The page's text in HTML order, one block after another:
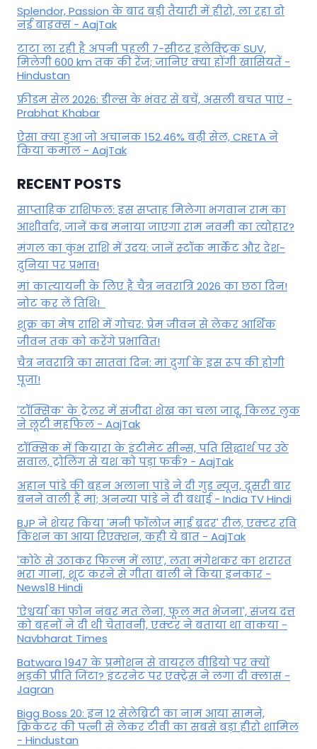
Splendor, Passion के बाद बड़ी तैयारी में हीरो, ला रहा दो
नई बाइक्स - AajTak
टाटा ला रही है अपनी पहली 7-सीटर इलेक्ट्रिक SUV,
मिलेगी 600 km तक की रेंज; जानिए क्या होंगी खासियतें -
Hindustan
फ्रीडम सेल 2026: डील्स के भंवर से बचें, असली बचत पाएं -
Prabhat Khabar
ऐसा क्या हुआ जो अचानक 152.46% बढ़ी सेल, CRETA ने
किया कमाल - AajTak
RECENT POSTS
साप्ताहिक राशिफल: इस सप्ताह मिलेगा भगवान राम का
आशीर्वाद, जानें कब मनाया जाएगा राम नवमी का त्योहार?
मंगल का कुंभ राशि में उदय: जानें स्‍टॉक मार्केट और देश-
दुनिया पर प्रभाव!
मां कात्‍यायनी के लिए है चैत्र नवरात्रि 2026 का छठा दिन!
नोट कर लें तिथि!
शुक्र का मेष राशि में गोचर: प्रेम जीवन से लेकर आर्थिक
जीवन तक को करेंगे प्रभावित!
चैत्र नवरात्रि का सातवां दिन: मां दुर्गा के इस रूप की होगी
पूजा!
'टॉक्सिक' के ट्रेलर में संजीदा शेख का चला जादू, किलर लुक
ने लूटी महफिल - AajTak
टॉक्सिक में कियारा के इंटीमेट सीन्स, पति सिद्धार्थ पर उठे
सवाल, ट्रोलिंग से यश को पड़ा फर्क? - AajTak
अहान पांडे की बहन अलाना पांडे ने दी गुड न्यूज, दूसरी बार
बनने वाली हैं मां; अनन्या पांडे ने दी बधाई - India TV Hindi
BJP ने शेयर किया 'मनी फॉलोज माई ब्रदर' रील, एक्टर रवि
किशन का आया रिएक्शन, कही ये बात - AajTak
'कोठे से उठाकर फिल्म में लाए', लता मंगेशकर का शरारत
भरा गाना, शूट करने से गीता बाली ने किया इनकार -
News18 Hindi
'ऐश्वर्या का फोन नंबर मत लेना, फूल मत भेजना', संजय दत्त
को बहनों ने दी थी चेतावनी, एक्टर ने बताया था वाकया -
Navbharat Times
Batwara 1947 के प्रमोशन से वायरल वीडियो पर क्यों
भड़की प्रीति जिंटा? इंटरनेट पर एक्ट्रेस ने लगा दी क्लास -
Jagran
Bigg Boss 20: इन 12 सेलेब्रिटी का नाम आया सामने,
क्रिकेटर की पत्नी से लेकर टीवी का सबसे बड़ा हीरो शामिल
- Hindustan